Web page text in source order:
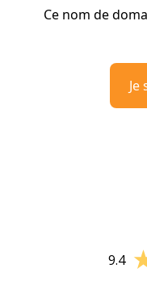
Ce nom de
Je
9.4